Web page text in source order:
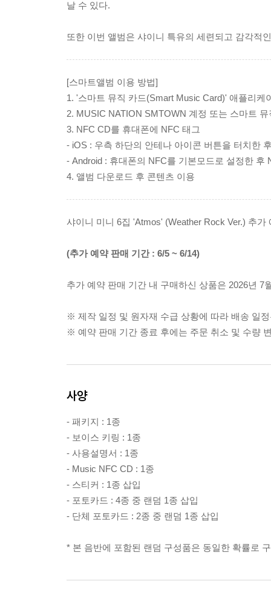
날 수 있다.
또한 이번 앨범은 샤이니 특유의 세련되고 감각적
[스마트앨범 이용 방법]
1. '스마트 뮤직 카드(Smart Music Card)' 애플리케
2. MUSIC NATION SMTOWN 계정 또는 스마트
3. NFC CD를 휴대폰에 NFC 태그
- iOS : 우측 하단의 안테나 아이콘 버튼을 터치한
- Android : 휴대폰의 NFC를 기본모드로 설정한 후
4. 앨범 다운로드 후 콘텐츠 이용
샤이니 미니 6집 'Atmos' (Weather Rock Ver.) 추가
(추가 예약 판매 기간 : 6/5 ~ 6/14)
추가 예약 판매 기간 내 구매하신 상품은 2026년 7
※ 제작 일정 및 원자재 수급 상황에 따라 배송 일
※ 예약 판매 기간 종료 후에는 주문 취소 및 수량
사양
- 패키지 : 1종
- 보이스 키링 : 1종
- 사용설명서 : 1종
- Music NFC CD : 1종
- 스티커 : 1종 삽입
- 포토카드 : 4종 중 랜덤 1종 삽입
- 단체 포토카드 : 2종 중 랜덤 1종 삽입
* 본 음반에 포함된 랜덤 구성품은 동일한 확률로